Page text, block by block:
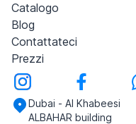
Catalogo
Blog
Contattateci
Prezzi
Dubai - Al Khabeesi
ALBAHAR building